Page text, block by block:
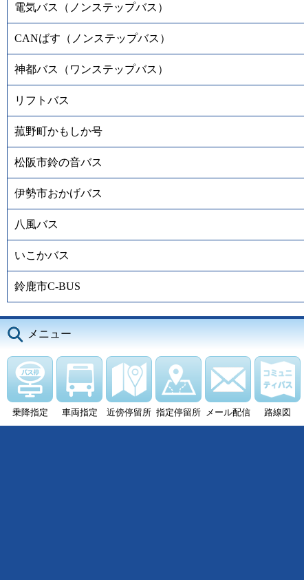
電気バス（ノンステップバス）
CANばす（ノンステップバス）
神都バス（ワンステップバス）
リフトバス
菰野町かもしか号
松阪市鈴の音バス
伊勢市おかげバス
八風バス
いこかバス
鈴鹿市C-BUS
メニュー
乗降指定 車両指定 近傍停留所 指定停留所 メール配信 路線図